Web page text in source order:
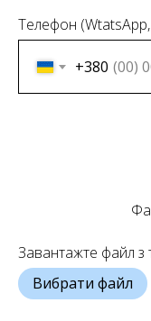
Телефон
+380
Завантажте файл з
Вибрати файл